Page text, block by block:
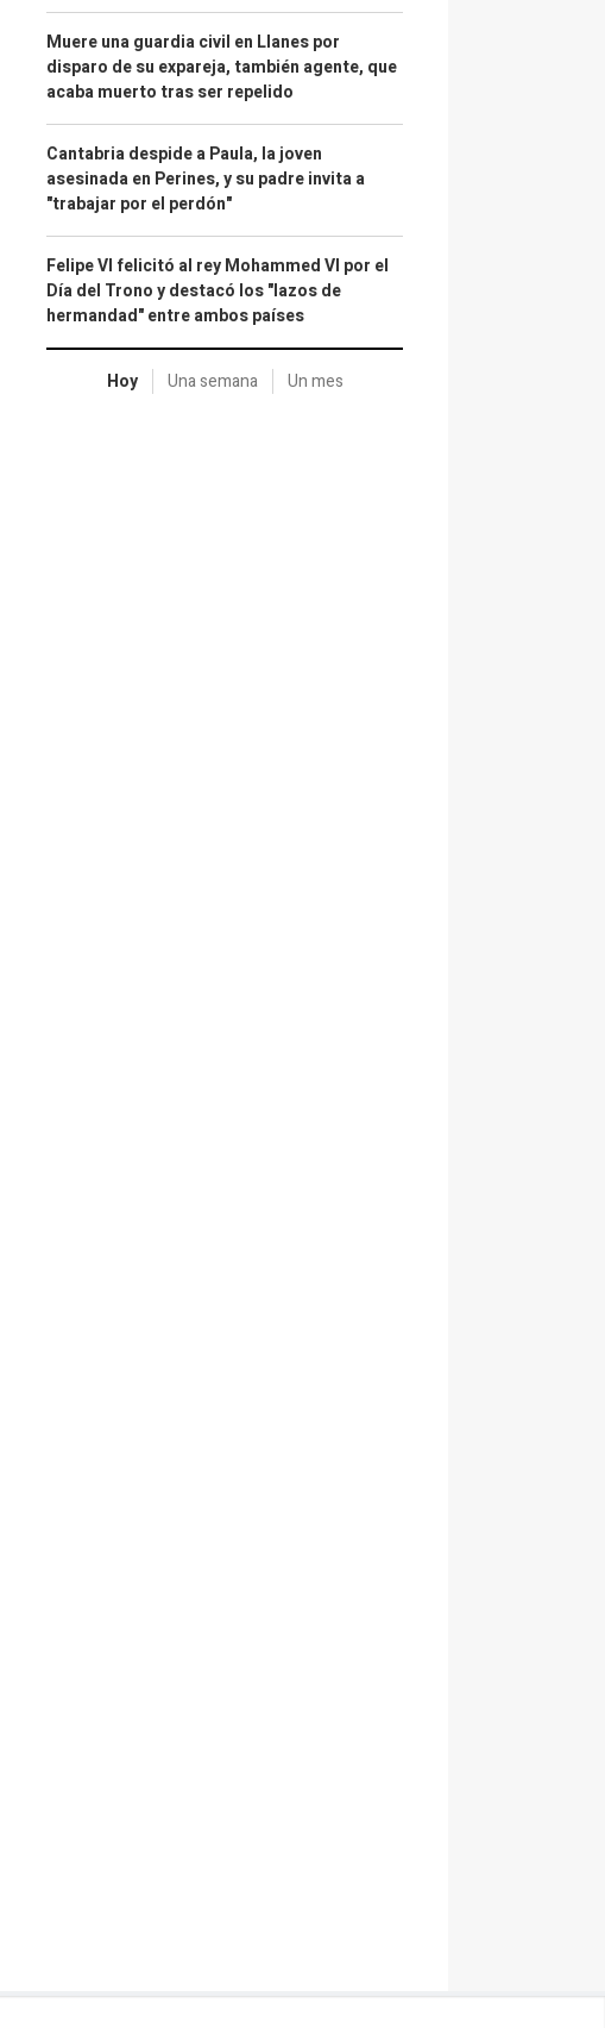
Muere una guardia civil en Llanes por
disparo de su expareja, también agente, que
acaba muerto tras ser repelido
Cantabria despide a Paula, la joven
asesinada en Perines, y su padre invita a
"trabajar por el perdón"
Felipe VI felicitó al rey Mohammed VI por el
Día del Trono y destacó los "lazos de
hermandad" entre ambos países
Hoy Una semana Un mes